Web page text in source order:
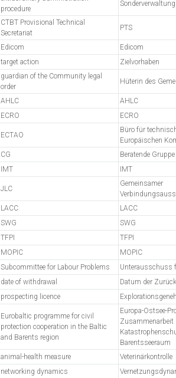
procedure
CTBT Provisional Technical
Secretariat
PTS
Edicom
Edicom
target action Zielvorhaben
guardian of the Community legal
order
Hüterin des
AHLC
AHLC
ECRO ECRO
ECTAO
Büro für
Europäischen
CG
Beratende Gruppe
IMT IMT
JLC
Gemeinsamer
LACC
LACC
SWG
SWG
TFPI
TFPI
MOPIC
MOPIC
Subcommittee for Labour Problems
Unterausschuss
date of withdrawal
Datum der
prospecting licence
Eurobaltic programme for civil
protection cooperation in the Baltic
and Barents region
Europa-Ostsee-
Zusammenarbeit
Barentsseeraum
animal-health measure
Veterinärkontrolle
networking dynamics